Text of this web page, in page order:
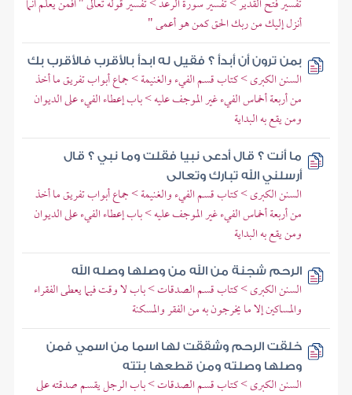
أنزل إليك من ربك الحق كمن هو أعمى "
بمن ترون أن أبدأ ؟ فقيل له ابدأ بالأقرب فالأقرب بك
السنن الكبرى > كتاب قسم الفيء والغنيمة > جماع أبواب تفريق ما أخذ
من أربعة أخماس الفيء غير الموجف عليه > باب إعطاء الفيء على الديوان
ومن يقع به البداية
ما أنت ؟ قال أدعى نبيا فقلت وما نبي ؟ قال
أرسلني الله تبارك وتعالى
السنن الكبرى > كتاب قسم الفيء والغنيمة > جماع أبواب تفريق ما أخذ
من أربعة أخماس الفيء غير الموجف عليه > باب إعطاء الفيء على الديوان
ومن يقع به البداية
الرحم شجنة من الله من وصلها وصله الله
السنن الكبرى > كتاب قسم الصدقات > باب لا وقت فيما يعطى الفقراء
والمساكين إلا ما يخرجون به من الفقر والمسكنة
خلقت الرحم وشققت لها اسما من اسمي فمن
وصلها وصلته ومن قطعها بتته
السنن الكبرى > كتاب قسم الصدقات > باب الرجل يقسم صدقته على